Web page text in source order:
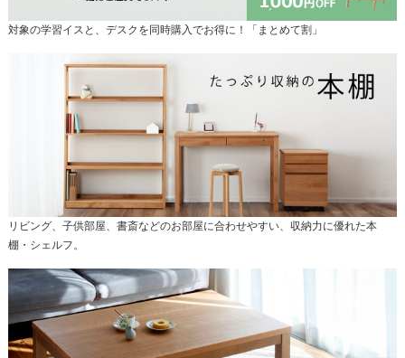
対象の学習イスと、デスクを同時購入でお得に！「まとめて割」
リビング、子供部屋、書斎などのお部屋に合わせやすい、収納力に優れた本
棚・シェルフ。